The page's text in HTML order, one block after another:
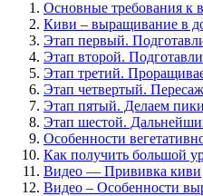
Основные требования к
Киви – выращивание в
Этап первый.
Этап второй.
Этап третий.
Этап четвертый.
Этап пятый. Делаем
Этап шестой.
Особенности
Как получить большой
Видео — Прививка киви
Видео – Особенности